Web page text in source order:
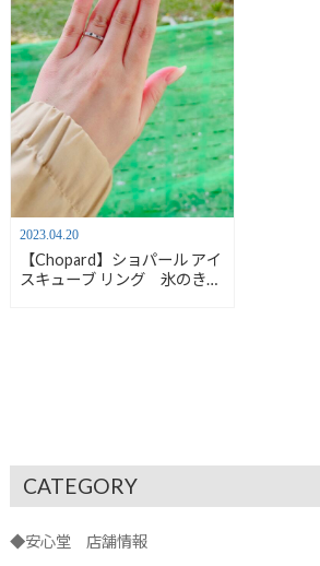
2023.04.20
【Chopard】ショパール アイ
スキューブ リング 氷のきら
CATEGORY
◆安心堂 店舗情報